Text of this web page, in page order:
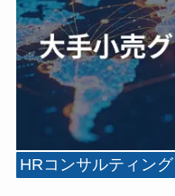
HRコンサルティング